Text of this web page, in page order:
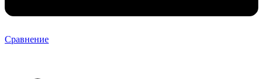
Сравнение